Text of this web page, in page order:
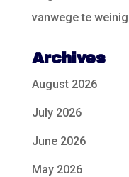
vanwege te
Archives
August 2026
July 2026
June 2026
May 2026